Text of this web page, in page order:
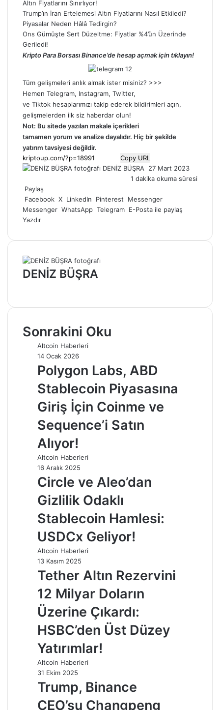
Altın Fiyatlarını Sınırlıyor!
Trump’ın İran Ertelemesi Altın Fiyatlarını Nasıl Etkiledi?
Piyasalar Neden Hâlâ Tedirgin?
Ons Gümüşte Sert Düzeltme: Fiyatlar %4’ün Üzerinde
Geriledi!
Kripto Para Borsası Binance’de hesap açmak için tıklayın!
Tüm gelişmeleri anlık almak ister misiniz? >>>
Hemen Telegram, Instagram, Twitter,
ve Tiktok hesaplarımızı takip ederek bildirimleri açın,
gelişmelerden ilk siz haberdar olun!
Not: Bu sitede yazılan makale içerikleri
tamamen yorum ve analize dayalıdır. Hiç bir şekilde
yatırım tavsiyesi değildir.
Copy URL
DENİZ BÜŞRA
Bir
e-
göndermek
27 Mart 2023
1 dakika okuma süresi
Paylaş
Facebook X LinkedIn Pinterest
Messenger
Messenger WhatsApp Telegram E-Posta ile paylaş
Yazdır
DENİZ BÜŞRA
Sonrakini Oku
Altcoin Haberleri
14 Ocak 2026
Polygon Labs, ABD
Stablecoin Piyasasına
Giriş İçin Coinme ve
Sequence’i Satın
Alıyor!
Altcoin Haberleri
16 Aralık 2025
Circle ve Aleo’dan
Gizlilik Odaklı
Stablecoin Hamlesi:
USDCx Geliyor!
Altcoin Haberleri
13 Kasım 2025
Tether Altın Rezervini
12 Milyar Doların
Üzerine Çıkardı:
HSBC’den Üst Düzey
Yatırımlar!
Altcoin Haberleri
31 Ekim 2025
Trump, Binance
CEO’su Changpeng